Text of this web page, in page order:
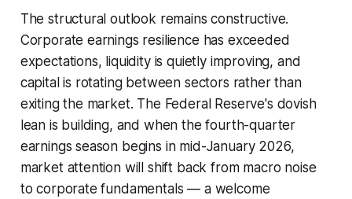
The structural outlook remains constructive.
Corporate earnings resilience has exceeded
expectations, liquidity is quietly improving, and
capital is rotating between sectors rather than
exiting the market. The Federal Reserve's dovish
lean is building, and when the fourth-quarter
earnings season begins in mid-January 2026,
market attention will shift back from macro noise
to corporate fundamentals — a welcome